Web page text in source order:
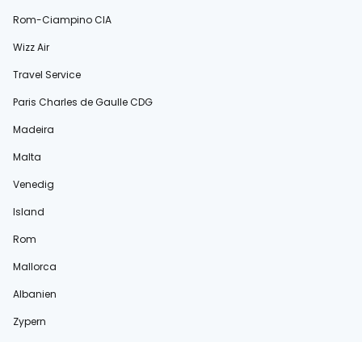
Rom-Ciampino CIA
Wizz Air
Travel Service
Paris Charles de Gaulle CDG
Madeira
Malta
Venedig
Island
Rom
Mallorca
Albanien
Zypern